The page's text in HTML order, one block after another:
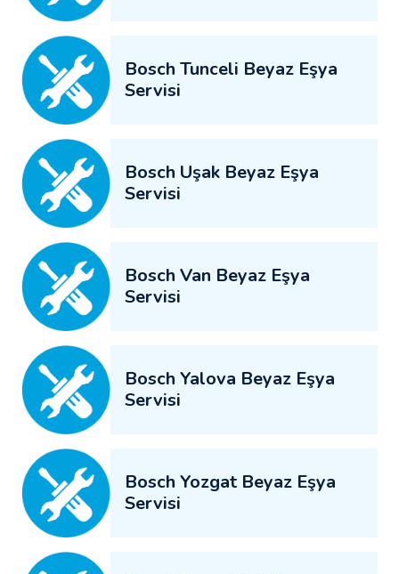
Bosch Tunceli Beyaz Eşya
Servisi
Bosch Uşak Beyaz Eşya
Servisi
Bosch Van Beyaz Eşya
Servisi
Bosch Yalova Beyaz Eşya
Servisi
Bosch Yozgat Beyaz Eşya
Servisi